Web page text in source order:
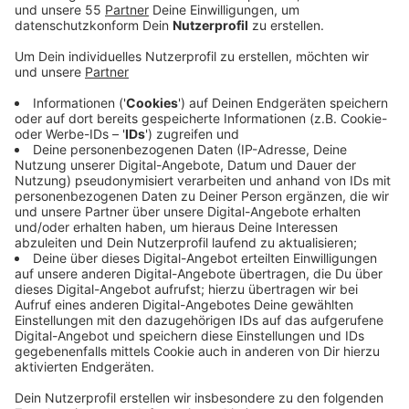
Anzeige
Sie haben sich deshalb an Bundesverkehrsminister
Volker Wissing gewandt. Die Bürgermeister der Städte
Langenfeld, Hilden, Solingen und Leichlingen sowie
Landrat Thomas Hendele haben in ihrem Schreiben
eine schnelle Umsetzung der Standstreifen-Freigabe
auf der A3 zwischen Opladen und Hilden beantragt.
Die Politiker berufen sich dabei auf eine
Machbarkeitsstudie. Demnach sei eine zeitlich
begrenzte Freigabe der Seitenstreifen grundsätzlich
möglich. Doch dafür müsse nun auch der rechtliche
Rahmen geschaffen werden, sagt Langenfelds
Bürgermeister Schneider. Mit der Standstreifen-
Freigabe könne der Verkehr zwischen dem Kreuz
Hilden und Opladen entlastet werden. Ähnlich wie
auch auf dem Abschnitt zwischen Hilden und